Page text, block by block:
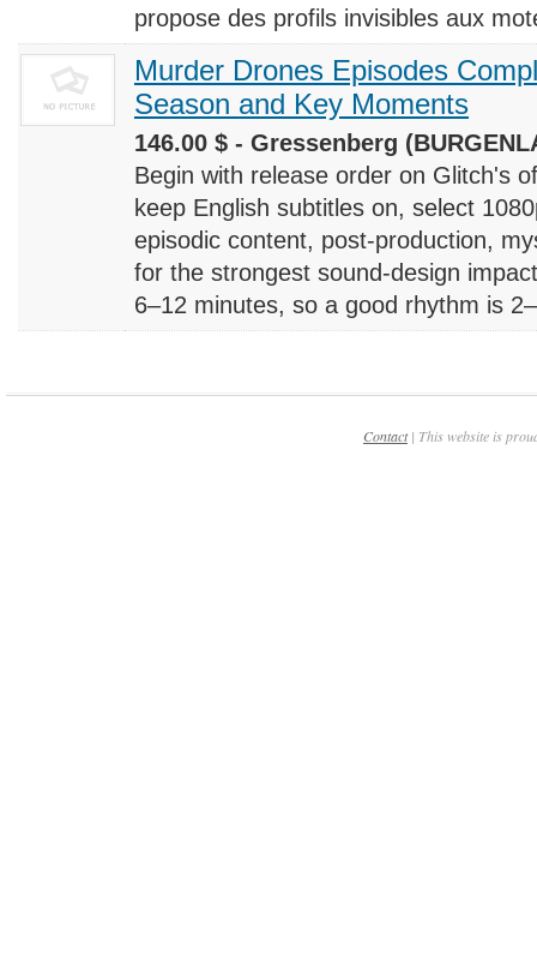
propose des profils invisibles aux
Murder Drones Episodes
Season and Key Moments
146.00 $ - Gressenberg
Begin with release order on Glitch's
keep English subtitles on, select
episodic content, post-production,
for the strongest sound-design
6–12 minutes, so a good rhythm is
Contact| This website is